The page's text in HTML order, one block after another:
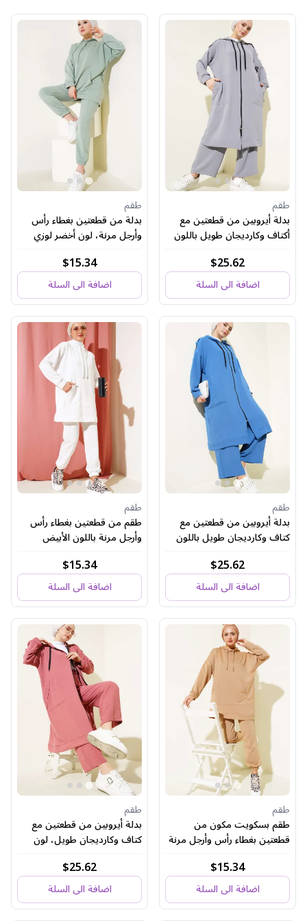
طقم
بدلة أيروبين من قطعتين مع
أكتاف وكارديجان طويل باللون
$25.62
اضافة الى السلة
طقم
بدلة من قطعتين بغطاء رأس
وأرجل مرنة، لون أخضر لوزي
$15.34
اضافة الى السلة
طقم
بدلة أيروبين من قطعتين مع
كتاف وكارديجان طويل باللون
$25.62
اضافة الى السلة
طقم
طقم من قطعتين بغطاء رأس
وأرجل مرنة باللون الأبيض
$15.34
اضافة الى السلة
طقم
طقم بسكويت مكون من
قطعتين بغطاء رأس وأرجل مرنة
$15.34
اضافة الى السلة
طقم
بدلة أيروبين من قطعتين مع
كتاف وكارديجان طويل، لون
$25.62
اضافة الى السلة